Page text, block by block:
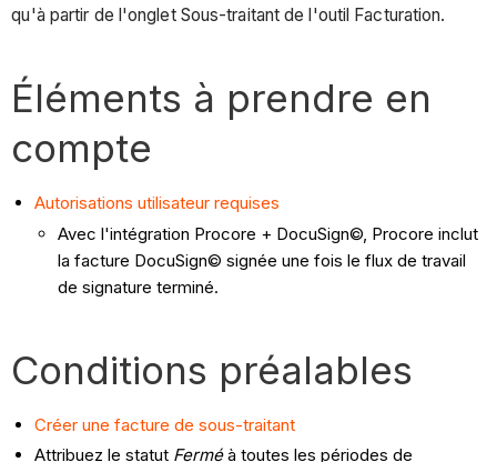
qu'à partir de l'onglet Sous-traitant de l'outil Facturation.
Éléments à prendre en
compte
Autorisations utilisateur requises
Avec l'intégration Procore + DocuSign©, Procore inclut
la facture DocuSign© signée une fois le flux de travail
de signature terminé.
Conditions préalables
Créer une facture de sous-traitant
Attribuez le statut Ferméà toutes les périodes de